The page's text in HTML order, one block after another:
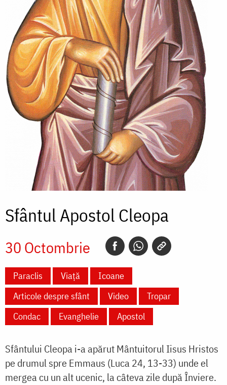
Sfântul Apostol Cleopa
30 Octombrie
Paraclis Viață
Icoane
Articole despre sfânt
Video
Tropar
Condac
Evanghelie Apostol
Sfântului Cleopa i-a apărut Mântuitorul Iisus Hristos
pe drumul spre Emmaus (Luca 24, 13-33) unde el
mergea cu un alt ucenic, la câteva zile după Înviere.